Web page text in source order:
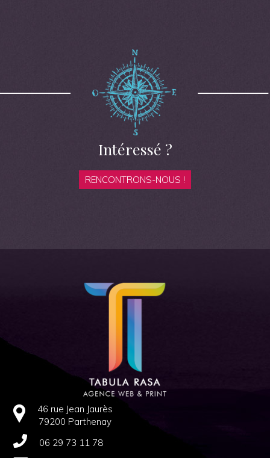
Intéressé ?
RENCONTRONS-NOUS !
46 rue Jean Jaurès
79200 Parthenay
06 29 73 11 78